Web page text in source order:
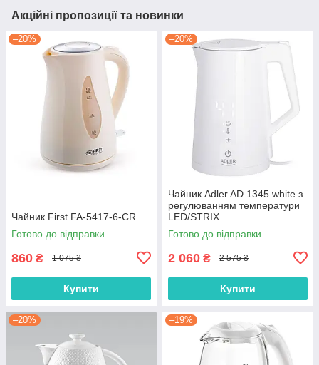
Акційні пропозиції та новинки
–20%
Чайник First FA-5417-6-CR
Готово до відправки
860 ₴ 1 075 ₴
Купити
–20%
Чайник Adler AD 1345 white з
регулюванням температури
LED/STRIX
Готово до відправки
2 060 ₴ 2 575 ₴
Купити
–20% –19%